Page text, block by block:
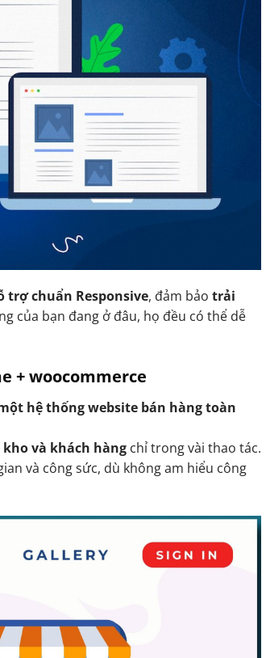
trợ chuẩn Responsive, đảm bảo trải
của bạn đang ở đâu, họ đều có thể dễ
+ woocommerce
hệ thống website bán hàng toàn
và khách hàng chỉ trong vài thao tác.
và công sức, dù không am hiểu công